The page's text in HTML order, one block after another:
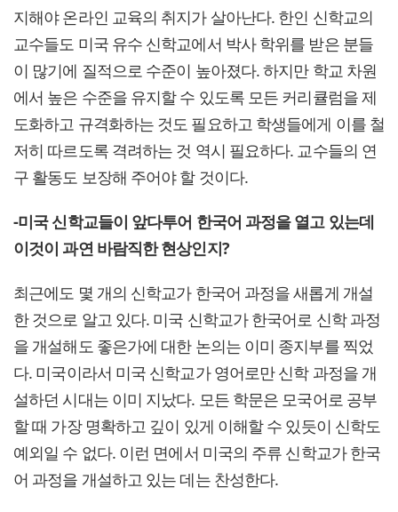
지해야 온라인 교육의 취지가 살아난다. 한인 신학교의
교수들도 미국 유수 신학교에서 박사 학위를 받은 분들
이 많기에 질적으로 수준이 높아졌다. 하지만 학교 차원
에서 높은 수준을 유지할 수 있도록 모든 커리큘럼을 제
도화하고 규격화하는 것도 필요하고 학생들에게 이를 철
저히 따르도록 격려하는 것 역시 필요하다. 교수들의 연
구 활동도 보장해 주어야 할 것이다.
-미국 신학교들이 앞다투어 한국어 과정을 열고 있는데
이것이 과연 바람직한 현상인지?
최근에도 몇 개의 신학교가 한국어 과정을 새롭게 개설
한 것으로 알고 있다. 미국 신학교가 한국어로 신학 과정
을 개설해도 좋은가에 대한 논의는 이미 종지부를 찍었
다. 미국이라서 미국 신학교가 영어로만 신학 과정을 개
설하던 시대는 이미 지났다. 모든 학문은 모국어로 공부
할 때 가장 명확하고 깊이 있게 이해할 수 있듯이 신학도
예외일 수 없다. 이런 면에서 미국의 주류 신학교가 한국
어 과정을 개설하고 있는 데는 찬성한다.